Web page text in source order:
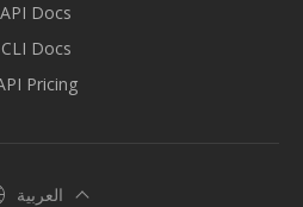
API Docs
CLI Docs
Pricing
العربية